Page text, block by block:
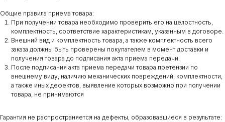
Общие правила приема товара:
При получении товара необходимо проверить его на целостность,
комплектность, соответствие характеристикам, указанным в договоре.
Внешний вид и комплектность товара, а также комплектность всего
заказа должны быть проверены покупателем в момент доставки и
получения товара до подписания акта приема передачи.
После подписания акта приема передачи товара претензии по
внешнему виду, наличию механических повреждений, комплектности,
а также иных дефектов, выявление которых возможно при получении
товара, не принимаются
Гарантия не распространяется на дефекты, образовавшиеся в результате: